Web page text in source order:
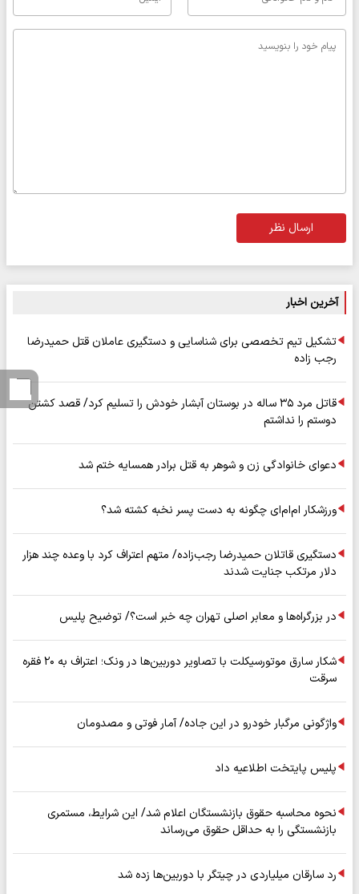
ارسال نظر
آخرین اخبار
تشکیل تیم تخصصی برای شناسایی و دستگیری عاملان قتل حمیدرضا
رجب زاده
قاتل مرد ۳۵ ساله در بوستان آبشار خودش را تسلیم کرد/ قصد کشتن
دوستم را نداشتم
دعوای خانوادگی زن و شوهر به قتل برادر همسایه ختم شد
ورزشکار ام‌ام‌ای چگونه به دست پسر نخبه کشته شد؟
دستگیری قاتلان حمیدرضا رجب‌زاده/ متهم اعتراف کرد با وعده چند هزار
دلار مرتکب جنایت شدند
در بزرگراه‌ها و معابر اصلی تهران چه خبر است؟/ توضیح پلیس
شکار سارق موتورسیکلت با تصاویر دوربین‌ها در ونک؛ اعتراف به ۲۰ فقره
سرقت
واژگونی مرگبار خودرو در این جاده/ آمار فوتی و مصدومان
پلیس پایتخت اطلاعیه داد
نحوه محاسبه حقوق بازنشستگان اعلام شد/ این شرایط، مستمری
بازنشستگی را به حداقل حقوق می‌رساند
رد سارقان میلیاردی در چیتگر با دوربین‌ها زده شد